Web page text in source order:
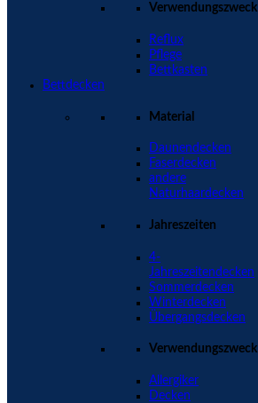
Verwendungszweck
Reflux
Pflege
Bettkasten
Bettdecken
Material
Daunendecken
Faserdecken
andere
Naturhaardecken
Jahreszeiten
4-
Jahreszeitendecken
Sommerdecken
Winterdecken
Übergangsdecken
Verwendungszweck
Allergiker
Decken